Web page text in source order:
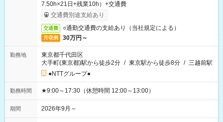
7.50h×21日+残業10h）+交通費
交通費別途支給あり
交通費 ○通勤交通費の支給あり（当社規定による）
月収例 30万円～
勤務地
東京都千代田区
大手町(東京都)駅から徒歩2分 / 東京駅から徒歩8分 / 三越前駅
●NTTグループ●
勤務時間 ★9:00～17:30（休憩時間 12:00～13:00）
期間 2026年9月～